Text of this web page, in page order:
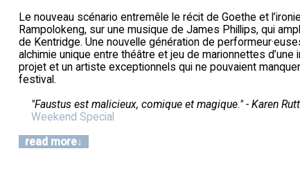
Le nouveau scénario entremêle le récit de Goethe et
Rampolokeng, sur une musique de James Phillips, qui
de Kentridge. Une nouvelle génération de
alchimie unique entre théâtre et jeu de marionnettes d’une
projet et un artiste exceptionnels qui ne pouvaient
festival.
"Faustus est malicieux, comique et magique." - Karen
Weekend Special
read more